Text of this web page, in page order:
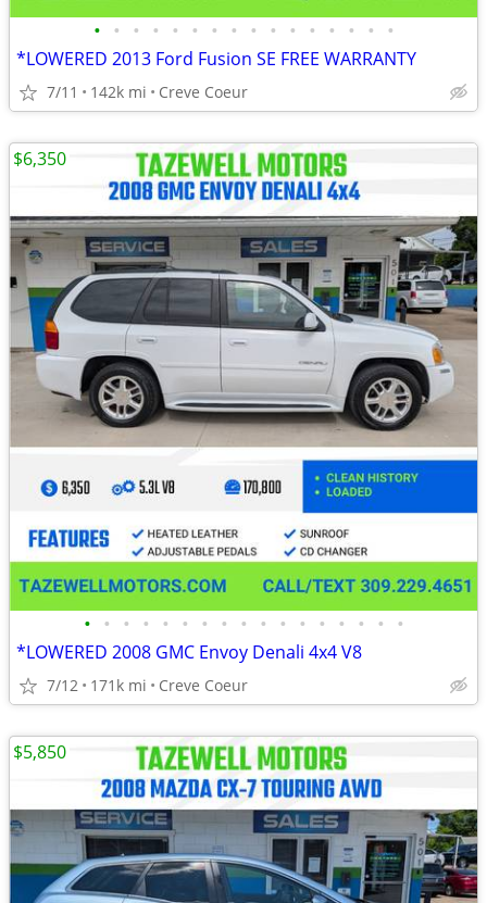
• • • • • • • • • • • • • • • •
*LOWERED 2013 Ford Fusion SE FREE WARRANTY
7/11 142k mi Creve Coeur
• • • • • • • • • • • • • • • • •
*LOWERED 2008 GMC Envoy Denali 4x4 V8
7/12 171k mi Creve Coeur
$6,350
$5,850